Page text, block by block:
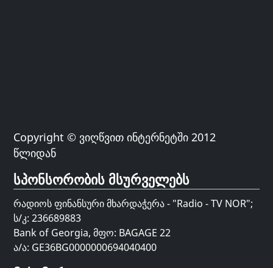
Copyright © ვიღწვით ინტერნეტში 2012
წლიდან
სპონსორობის მსურველებს
რადიოს ფინანსური მხარდაჭერა - "Radio - TV NOR";
ს/კ: 236689883
Bank of Georgia, მფო: BAGAGE 22
ა/ა: GE36BG0000000694040400